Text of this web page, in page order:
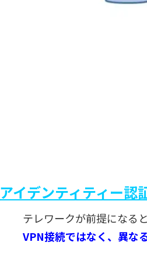
アイデンティティー認
テレワークが前提になると
VPN接続ではなく、異な